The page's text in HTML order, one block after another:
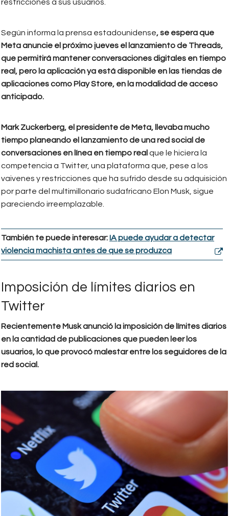
restricciones a sus usuarios.
Según informa la prensa estadounidense, se espera que
Meta anuncie el próximo jueves el lanzamiento de Threads,
que permitirá mantener conversaciones digitales en tiempo
real, pero la aplicación ya está disponible en las tiendas de
aplicaciones como Play Store, en la modalidad de acceso
anticipado.
Mark Zuckerberg, el presidente de Meta, llevaba mucho
tiempo planeando el lanzamiento de una red social de
conversaciones en línea en tiempo real que le hiciera la
competencia a Twitter, una plataforma que, pese a los
vaivenes y restricciones que ha sufrido desde su adquisición
por parte del multimillonario sudafricano Elon Musk, sigue
pareciendo irreemplazable.
También te puede interesar: IA puede ayudar a detectar
violencia machista antes de que se produzca
Imposición de límites diarios en
Twitter
Recientemente Musk anunció la imposición de límites diarios
en la cantidad de publicaciones que pueden leer los
usuarios, lo que provocó malestar entre los seguidores de la
red social.